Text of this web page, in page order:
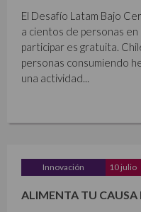
El Desafío Latam Bajo
a cientos de personas en
participar es gratuita.
personas consumiendo
una actividad...
Innovación 10 julio
ALIMENTA TU CAUSA